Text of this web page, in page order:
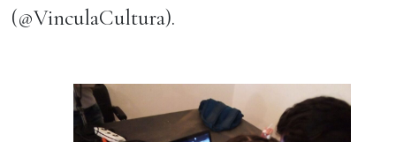
(@VinculaCultura).